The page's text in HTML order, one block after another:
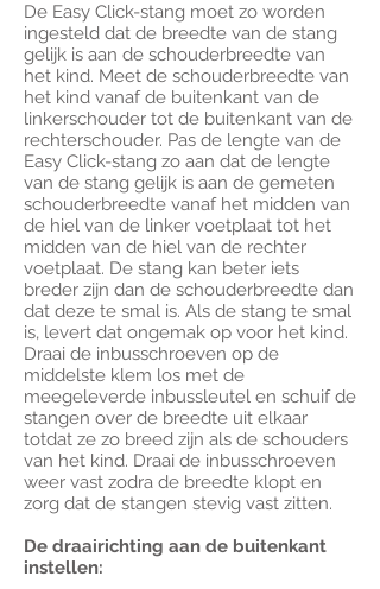
De Easy Click-stang moet zo worden
ingesteld dat de breedte van de stang
gelijk is aan de schouderbreedte van
het kind. Meet de schouderbreedte van
het kind vanaf de buitenkant van de
linkerschouder tot de buitenkant van de
rechterschouder. Pas de lengte van de
Easy Click-stang zo aan dat de lengte
van de stang gelijk is aan de gemeten
schouderbreedte vanaf het midden van
de hiel van de linker voetplaat tot het
midden van de hiel van de rechter
voetplaat. De stang kan beter iets
breder zijn dan de schouderbreedte dan
dat deze te smal is. Als de stang te smal
is, levert dat ongemak op voor het kind.
Draai de inbusschroeven op de
middelste klem los met de
meegeleverde inbussleutel en schuif de
stangen over de breedte uit elkaar
totdat ze zo breed zijn als de schouders
van het kind. Draai de inbusschroeven
weer vast zodra de breedte klopt en
zorg dat de stangen stevig vast zitten.
De draairichting aan de buitenkant
instellen: